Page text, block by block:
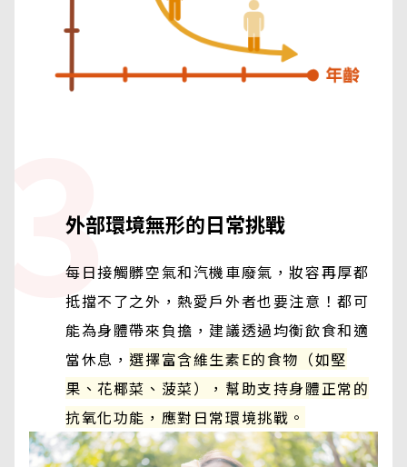
3
外部環境無形的日常挑戰
每日接觸髒空氣和汽機車廢氣，妝容再厚都
抵擋不了之外，熱愛戶外者也要注意！都可
能為身體帶來負擔，建議透過均衡飲食和適
當休息， 選擇富含維生素E的食物（如堅
果、花椰菜、菠菜），幫助支持身體正常的
抗氧化功能，應對日常環境挑戰。